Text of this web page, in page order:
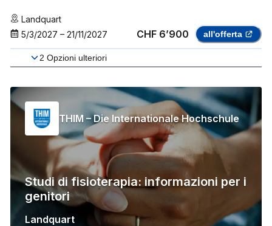
Landquart
5/3/2027 – 21/11/2027 CHF 6’900 all'offerta
2 Opzioni ulteriori
THIM – Die Internationale Hochschule
Studi di fisioterapia: informazioni per i
genitori
Landquart